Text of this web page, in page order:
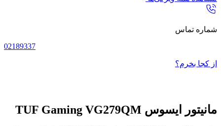
شماره تماس
02189337
از کجا بخرم؟
مانیتور ایسوس TUF Gaming VG279QM